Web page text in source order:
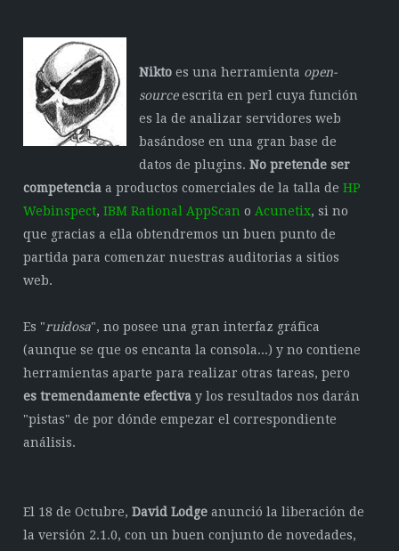
Nikto es una herramienta open-
sourceescrita en perl cuya función
es la de analizar servidores web
basándose en una gran base de
datos de plugins.No pretende ser
competencia a productos comerciales de la talla deHP
Webinspect,IBM Rational AppScan o Acunetix, si no
que gracias a ella obtendremos un buen punto de
partida para comenzar nuestras auditorias a sitios
web.
Es "ruidosa", no posee una gran interfaz gráfica
(aunque se que os encanta la consola...) y no contiene
herramientas aparte para realizar otras tareas, pero
es tremendamente efectiva y los resultados nos darán
"pistas" de por dónde empezar el correspondiente
análisis.
El 18 de Octubre,David Lodge anunció la liberación de
la versión 2.1.0, con un buen conjunto de novedades,